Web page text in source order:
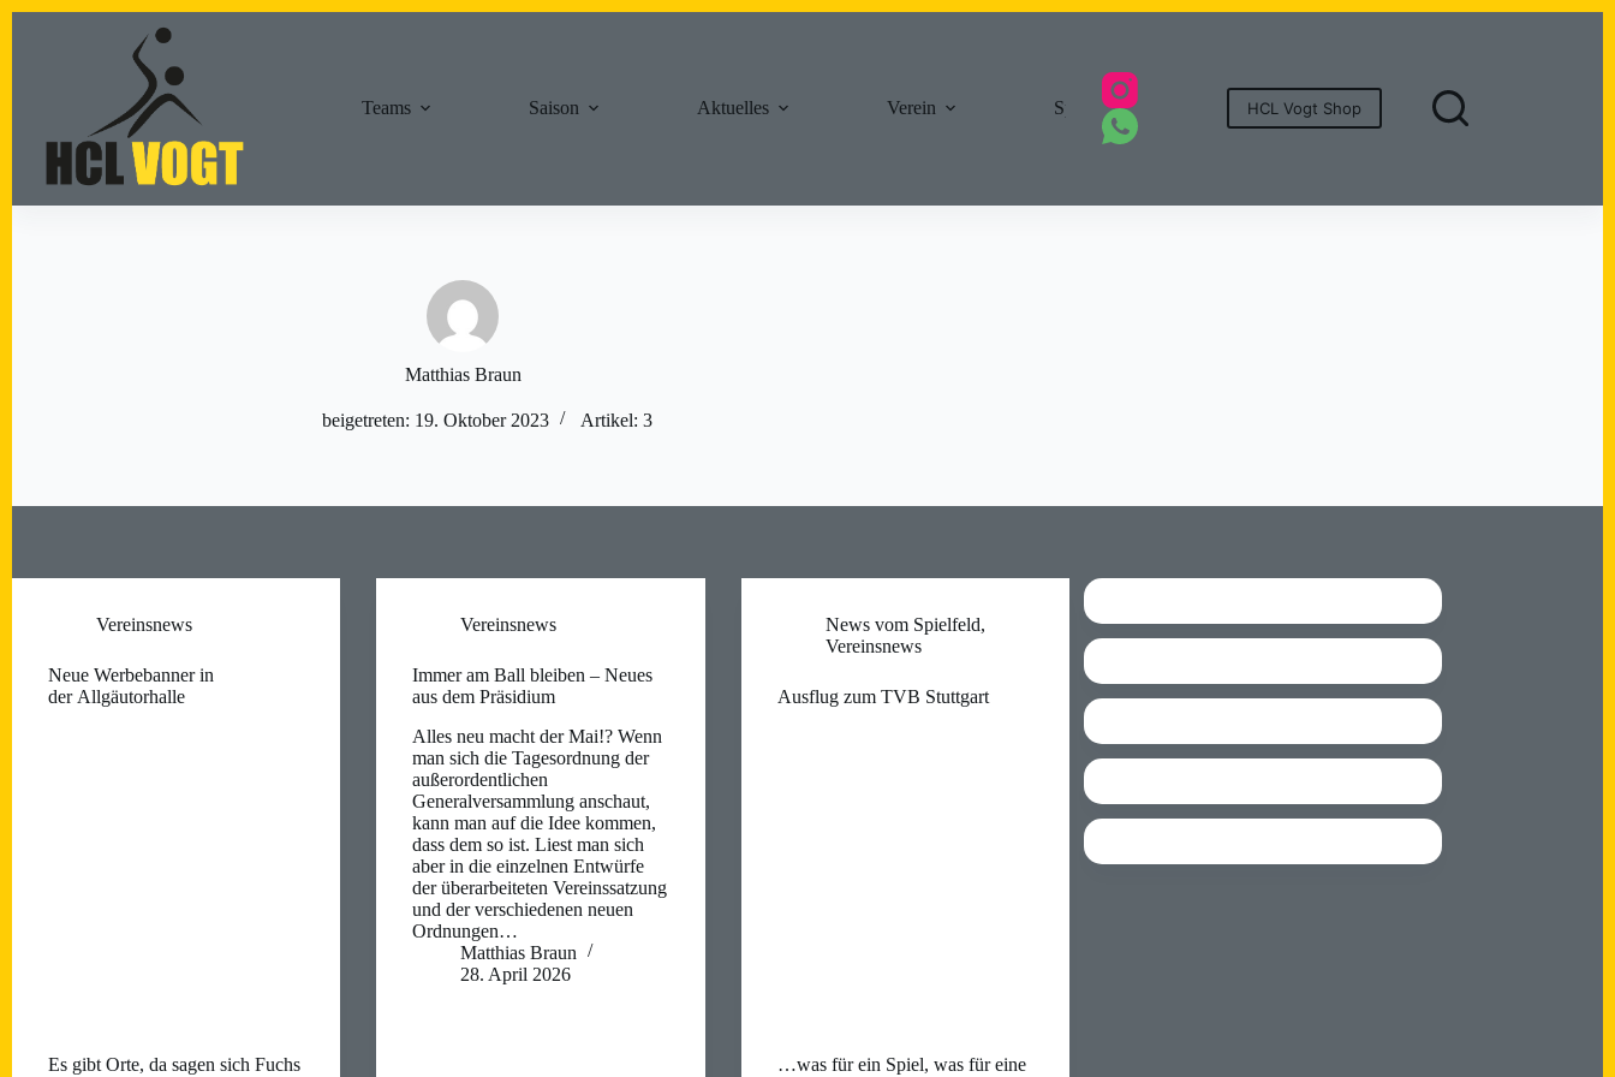
Teams Saison Aktuelles Verein Sponsoren HCL Vogt Shop
Matthias Braun
beigetreten: 19. Oktober 2023 Artikel: 3
Vereinsnews
Neue Werbebanner in
der Allgäutorhalle
Es gibt Orte, da sagen sich Fuchs
Vereinsnews
Immer am Ball bleiben – Neues
aus dem Präsidium
Alles neu macht der Mai!? Wenn
man sich die Tagesordnung der
außerordentlichen
Generalversammlung anschaut,
kann man auf die Idee kommen,
dass dem so ist. Liest man sich
aber in die einzelnen Entwürfe
der überarbeiteten Vereinssatzung
und der verschiedenen neuen
Ordnungen…
Matthias Braun
28. April 2026
News vom Spielfeld,
Vereinsnews
Ausflug zum TVB Stuttgart
…was für ein Spiel, was für eine